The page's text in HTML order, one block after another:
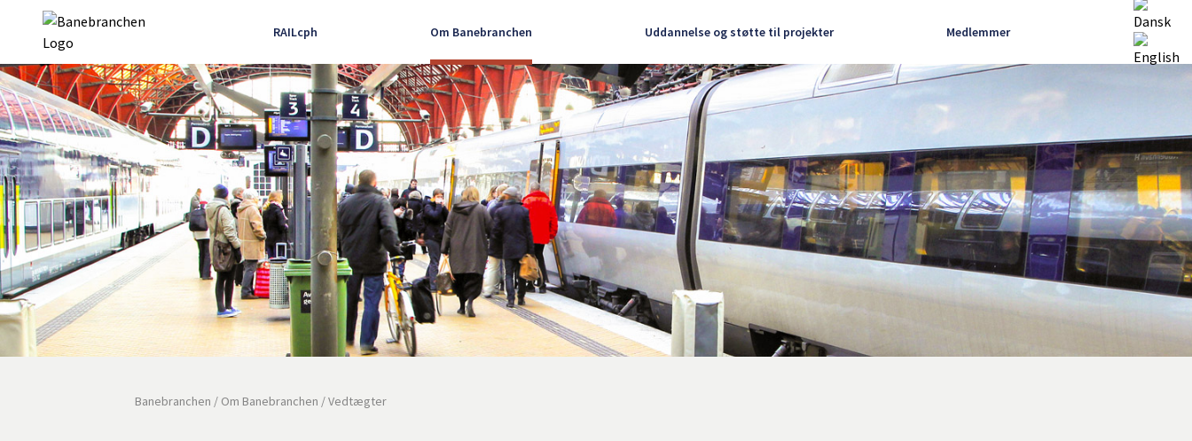
RAILcph Om Banebranchen Uddannelse og støtte til projekter Medlemmer
Banebranchen / Om Banebranchen /Vedtægter